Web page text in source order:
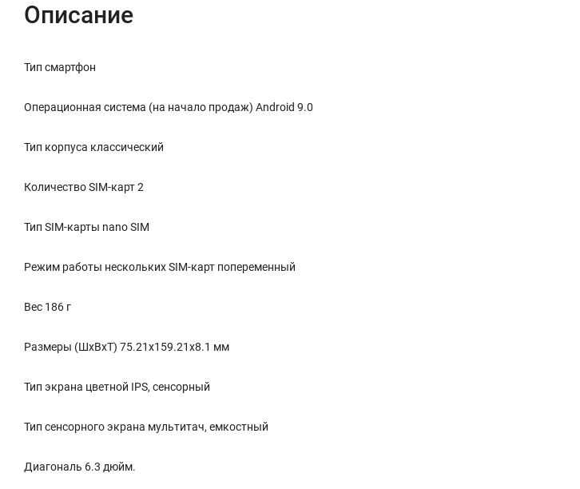
Описание
Тип смартфон
Операционная система (на начало продаж) Android 9.0
Тип корпуса классический
Количество SIM-карт 2
Тип SIM-карты nano SIM
Режим работы нескольких SIM-карт попеременный
Вес 186 г
Размеры (ШxВxТ) 75.21x159.21x8.1 мм
Тип экрана цветной IPS, сенсорный
Тип сенсорного экрана мультитач, емкостный
Диагональ 6.3 дюйм.